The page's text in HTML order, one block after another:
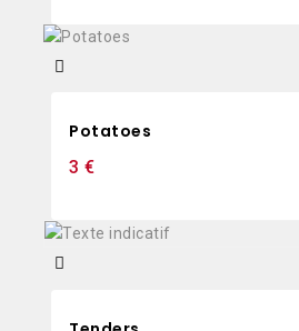
Potatoes
3 €